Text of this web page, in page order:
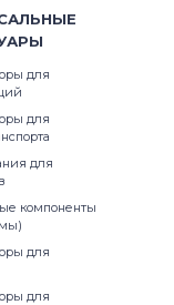
для
для
для
компоненты
для
для